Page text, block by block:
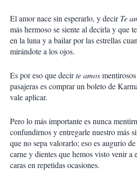
El amor nace sin esperarlo, y decirTe
más hermoso se siente al decirla y que
en la luna y a bailar por las estrellas
mirándote a los ojos.
Es por eso que decirte amos
pasajeras es comprar un boleto de
vale aplicar.
Pero lo más importante es nunca
confundirnos y entregarle nuestro más
que no sepa valorarlo; eso es augurio
carne y dientes que hemos visto venir a
caras en repetidas ocasiones.